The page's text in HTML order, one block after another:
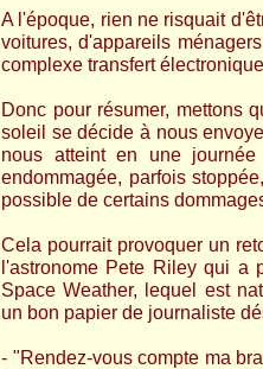
A l'époque, rien ne risquait
voitures, d'appareils
complexe transfert
Donc pour résumer, mettons
soleil se décide à nous
nous atteint en une
endommagée, parfois
possible de certains
Cela pourrait provoquer un
l'astronome Pete Riley qui a
Space Weather, lequel est
un bon papier de journaliste
- "Rendez-vous compte ma